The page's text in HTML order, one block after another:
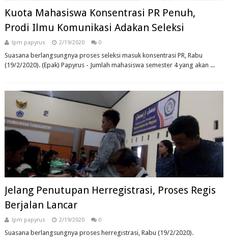
Kuota Mahasiswa Konsentrasi PR Penuh,
Prodi Ilmu Komunikasi Adakan Seleksi
lpm papyrus 2/19/2020 0
Suasana berlangsungnya proses seleksi masuk konsentrasi PR, Rabu
(19/2/2020). (Epak) Papyrus - Jumlah mahasiswa semester 4 yang akan ...
Jelang Penutupan Herregistrasi, Proses Regis
Berjalan Lancar
lpm papyrus 2/19/2020 0
Suasana berlangsungnya proses herregistrasi, Rabu (19/2/2020).